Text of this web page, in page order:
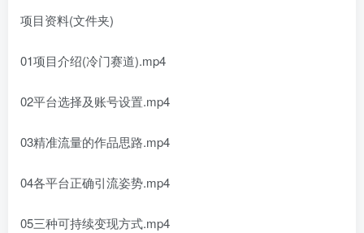
项目资料(文件夹)
01项目介绍(冷门赛道).mp4
02平台选择及账号设置.mp4
03精准流量的作品思路.mp4
04各平台正确引流姿势.mp4
05三种可持续变现方式.mp4